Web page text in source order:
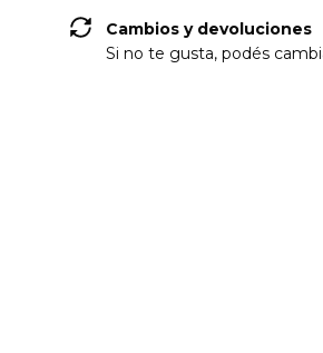
Cambios y devoluciones
Si no te gusta, podés